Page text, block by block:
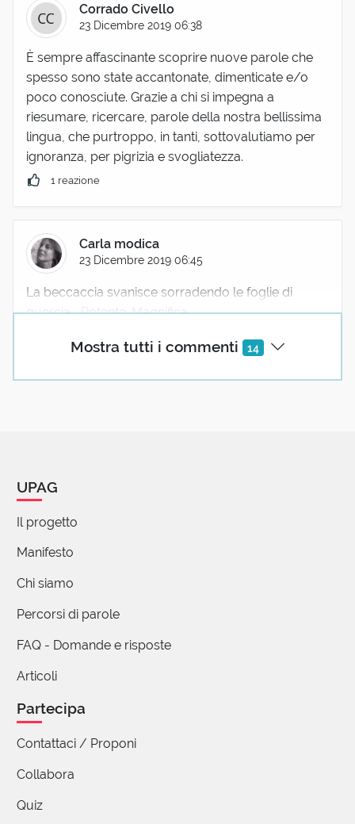
Mostra tutti i commenti 14
Corrado Civello
23 Dicembre 2019 06:38
È sempre affascinante scoprire nuove parole che
spesso sono state accantonate, dimenticate e/o
poco conosciute. Grazie a chi si impegna a
riesumare, ricercare, parole della nostra bellissima
lingua, che purtroppo, in tanti, sottovalutiamo per
ignoranza, per pigrizia e svogliatezza.
1 reazione
Carla modica
23 Dicembre 2019 06:45
La beccaccia svanisce sorradendo le foglie di
quercia... Potente. Magnifica.
sorrado,
percorro il tuo corpo,
il mio eldorado,
sorrado le tue
con le mie labbra agognanti
nell'oblio dei miei sogni
UPAG
Il progetto
Manifesto
Chi siamo
Percorsi di parole
FAQ - Domande e risposte
Articoli
Partecipa
Contattaci / Proponi
Collabora
Quiz